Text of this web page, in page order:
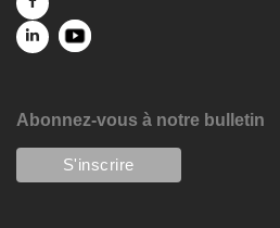
Abonnez-vous à notre bulletin